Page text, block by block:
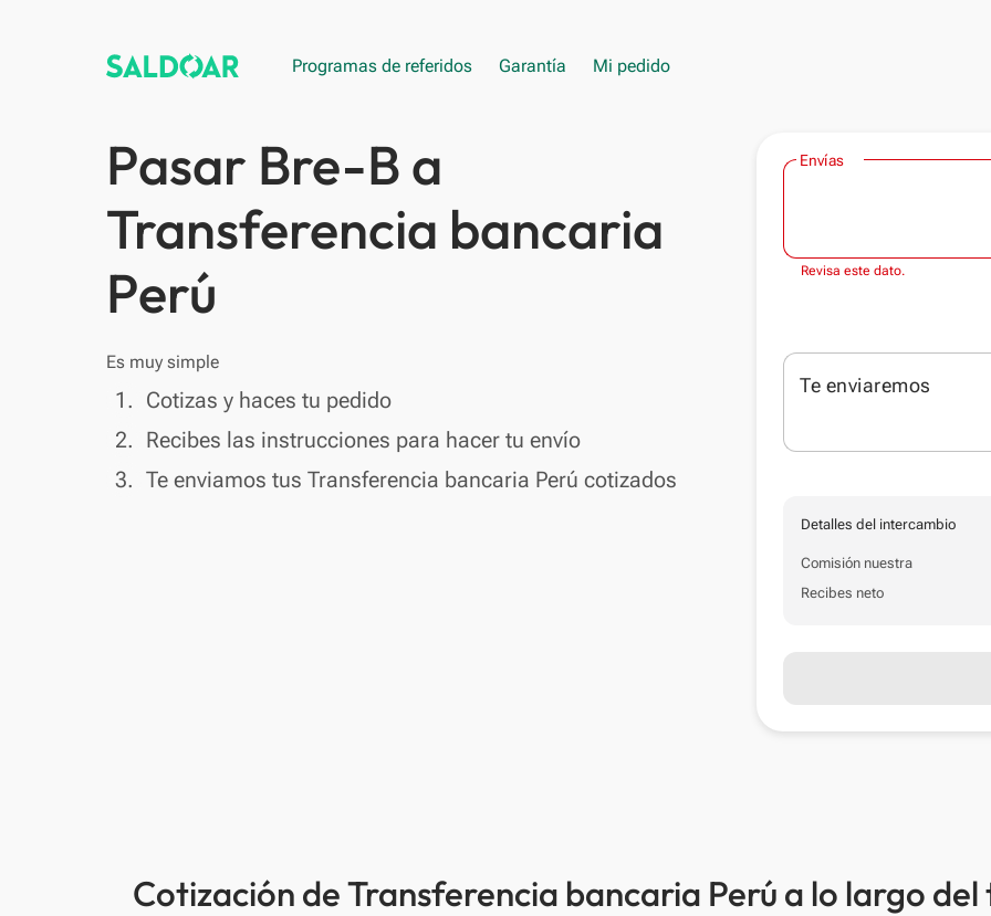
Programas de referidos Garantía Mi pedido
Pasar Bre-B a
Transferencia bancaria
Perú
Es muy simple
done
1. Cotizas y haces tu pedido
done
2. Recibes las instrucciones para hacer tu envío
done
3. Te enviamos tus Transferencia bancaria Perú cotizados
Envías
Revisa este dato.
Te enviaremos
Detalles del intercambio
Comisión nuestra
Recibes neto
Cotización de Transferencia bancaria Perú a lo largo